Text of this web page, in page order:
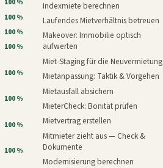
100 %
100 %
100 %
100 %
100 %
100 %
100 %
100 %
Indexmiete berechnen
Laufendes Mietverhältnis betreuen
Makeover: Immobilie optisch
aufwerten
Miet-Staging für die Neuvermietung
Mietanpassung: Taktik & Vorgehen
Mietausfall absichern
MieterCheck: Bonität prüfen
Mietvertrag erstellen
Mitmieter zieht aus — Check &
Dokumente
Modernisierung berechnen